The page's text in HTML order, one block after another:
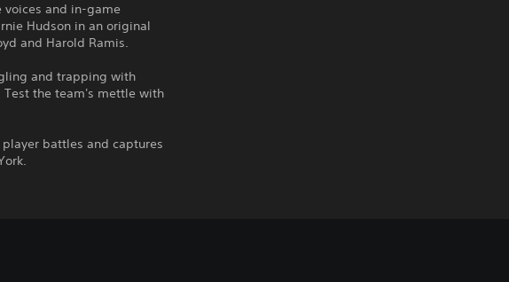
voices and in-game
Hudson in an original
and Harold Ramis.
and trapping with
the team's mettle with
battles and captures